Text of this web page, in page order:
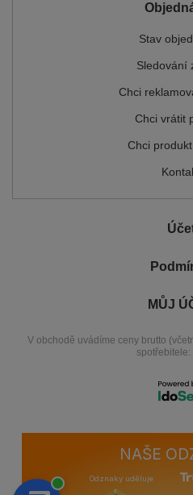
Stav
Sledování
Chci
Chci vrátit
Chci
MŮJ
V obchodě uvádíme ceny brutto
spotřebitele:
NAŠE
Odznaky uděluje